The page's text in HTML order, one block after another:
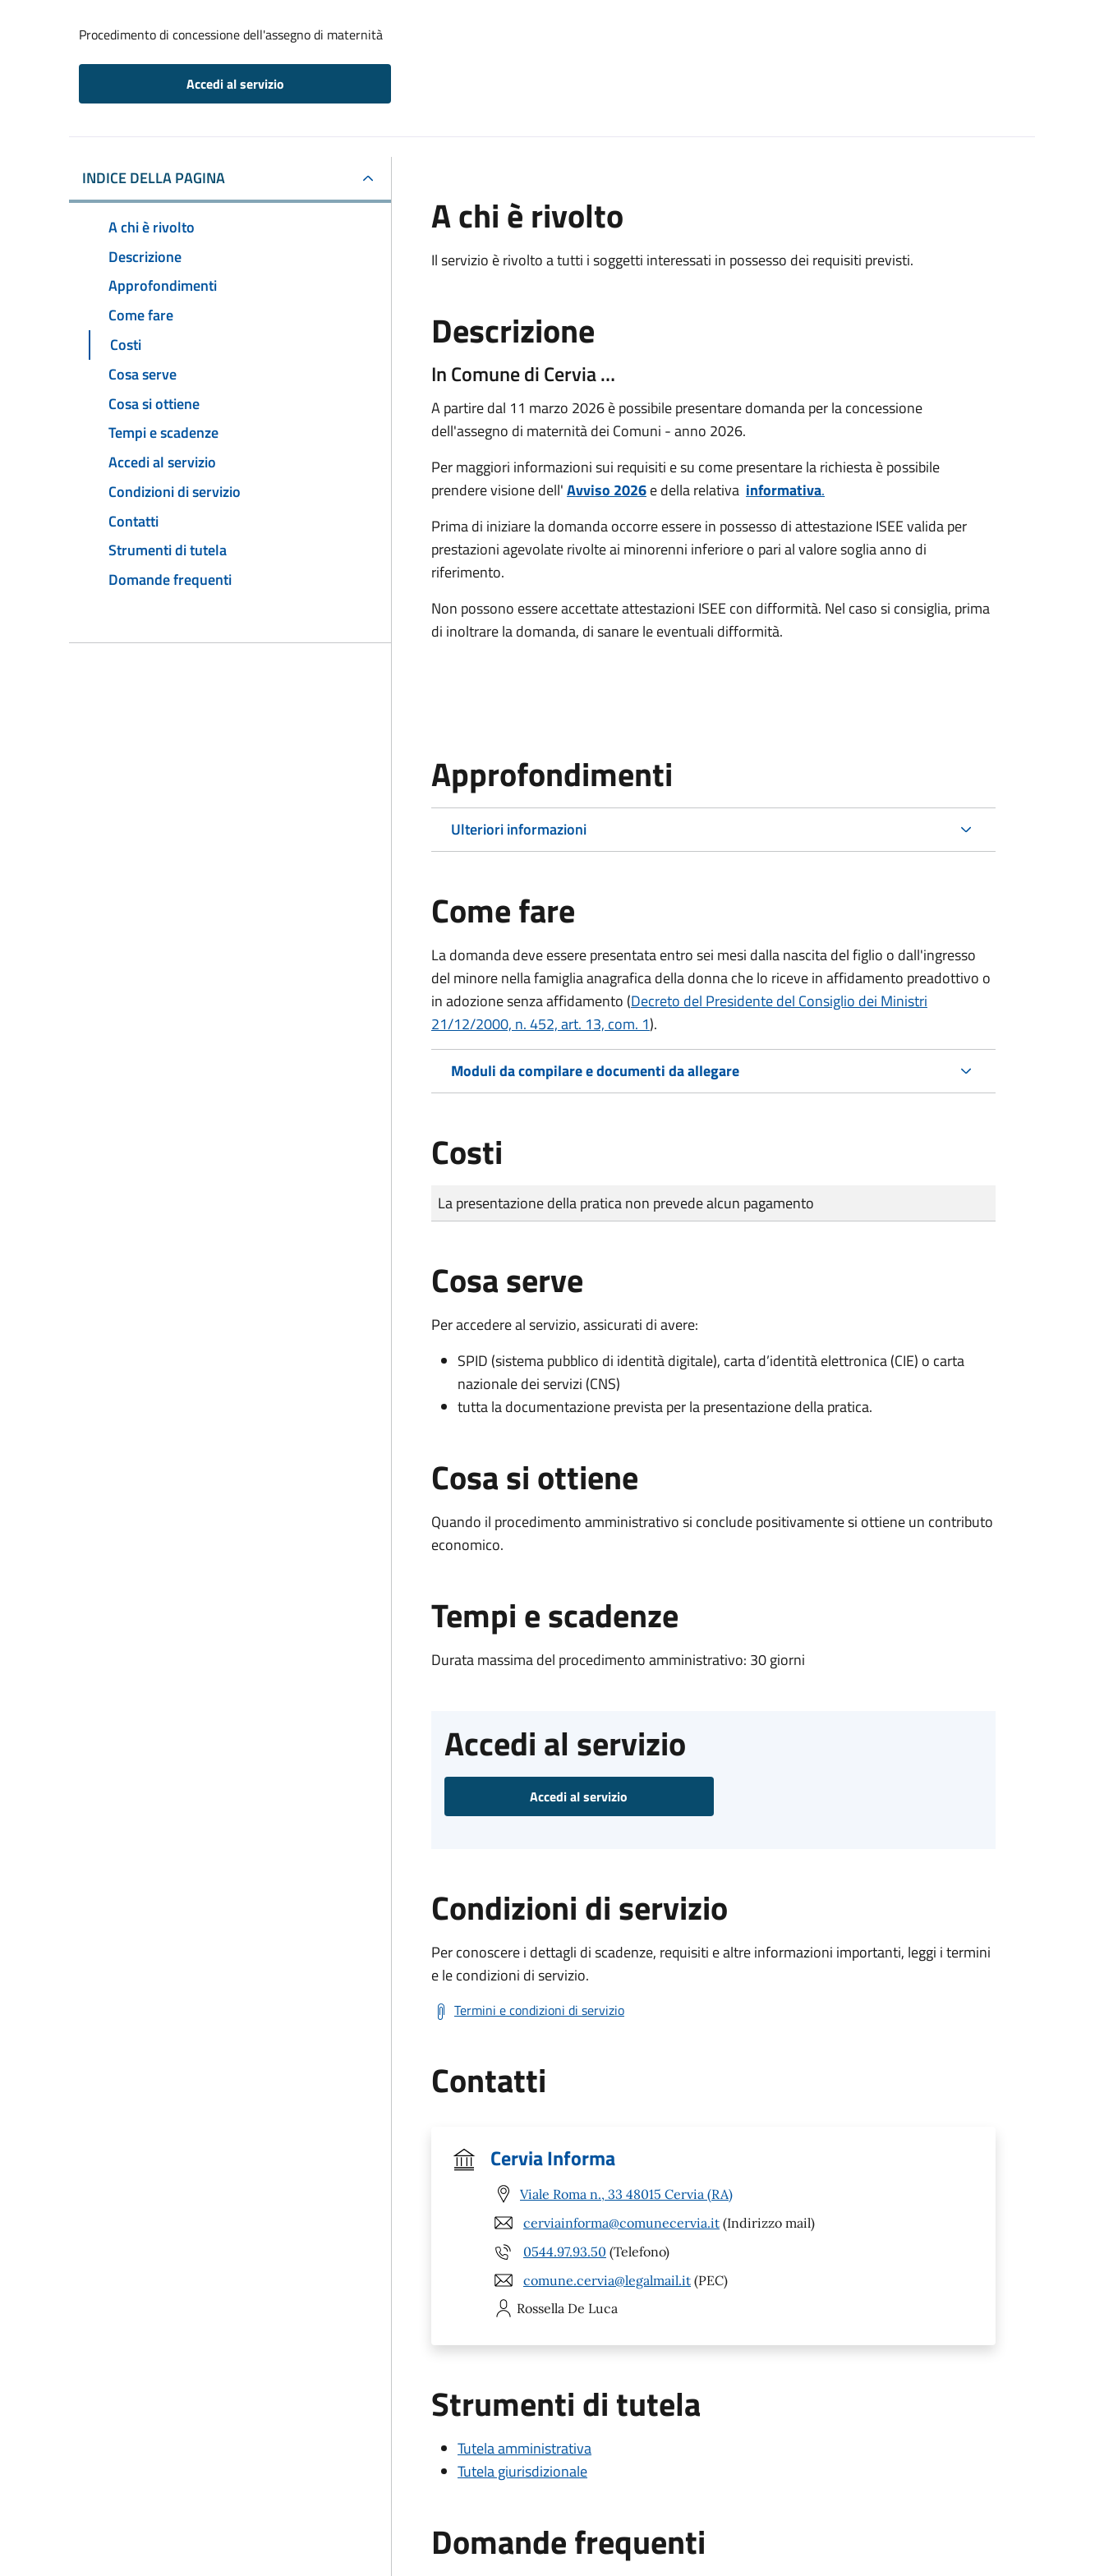
Procedimento di concessione dell'assegno di maternità
Accedi al servizio
INDICE DELLA PAGINA
A chi è rivolto
Descrizione
Approfondimenti
Come fare
Costi
Cosa serve
Cosa si ottiene
Tempi e scadenze
Accedi al servizio
Condizioni di servizio
Contatti
Strumenti di tutela
Domande frequenti
A chi è rivolto
Il servizio è rivolto a tutti i soggetti interessati in possesso dei requisiti previsti.
Descrizione
In Comune di Cervia …
A partire dal 11 marzo 2026 è possibile presentare domanda per la concessione
dell'assegno di maternità dei Comuni - anno 2026.
Per maggiori informazioni sui requisiti e su come presentare la richiesta è possibile
prendere visione dell'Avviso 2026e della relativa informativa.
Prima di iniziare la domanda occorre essere in possesso di attestazione ISEE valida per
prestazioni agevolate rivolte ai minorenni inferiore o pari al valore soglia anno di
riferimento.
Non possono essere accettate attestazioni ISEE con difformità. Nel caso si consiglia, prima
di inoltrare la domanda, di sanare le eventuali difformità.
Approfondimenti
Ulteriori informazioni
Come fare
La domanda deve essere presentataentro sei mesi dalla nascita del figlio o dall'ingresso
del minore nella famiglia anagrafica della donna che lo riceve in affidamento preadottivo o
in adozione senza affidamento (Decreto del Presidente del Consiglio dei Ministri
21/12/2000, n. 452, art. 13, com. 1).
Moduli da compilare e documenti da allegare
Costi
Tipo di pagamento
Importo
La presentazione della pratica non prevede alcun pagamento
Cosa serve
Per accedere al servizio, assicurati di avere:
SPID (sistema pubblico di identità digitale), carta d’identità elettronica (CIE) o carta
nazionale dei servizi (CNS)
tutta la documentazione prevista per la presentazione della pratica.
Cosa si ottiene
Quando il procedimento amministrativo si conclude positivamente si ottiene un contributo
economico.
Tempi e scadenze
Durata massima del procedimento amministrativo: 30 giorni
Accedi al servizio
Accedi al servizio
Condizioni di servizio
Per conoscere i dettagli di scadenze, requisiti e altre informazioni importanti, leggi i termini
e le condizioni di servizio.
Termini e condizioni di servizio
Contatti
Cervia Informa
Viale Roma n., 33 48015 Cervia (RA)
cerviainforma@comunecervia.it (Indirizzo mail)
0544.97.93.50 (Telefono)
comune.cervia@legalmail.it (PEC)
Rossella De Luca
Strumenti di tutela
Tutela amministrativa
Tutela giurisdizionale
Domande frequenti